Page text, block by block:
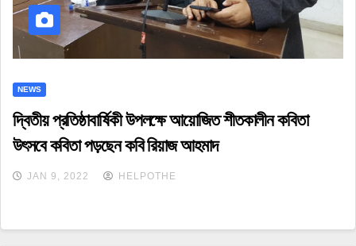
NEWS
দ্বিতীয় প্রতিষ্ঠাবার্ষিকী উপলক্ষে আয়োজিত শীতকালীন কবিতা
উৎসবে কবিতা পড়ছেন কবি রিয়াজ আহমাদ
JAN 9, 2022 HELPOTHE